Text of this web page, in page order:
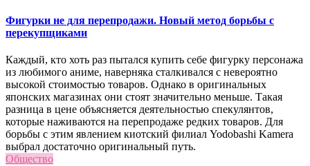
Фигурки не для перепродажи. Новый метод борьбы с
перекупщиками
Каждый, кто хоть раз пытался купить себе фигурку персонажа
из любимого аниме, наверняка сталкивался с невероятно
высокой стоимостью товаров. Однако в оригинальных
японских магазинах они стоят значительно меньше. Такая
разница в цене объясняется деятельностью спекулянтов,
которые наживаются на перепродаже редких товаров. Для
борьбы с этим явлением киотский филиал Yodobashi Kamera
выбрал достаточно оригинальный путь.
Общество